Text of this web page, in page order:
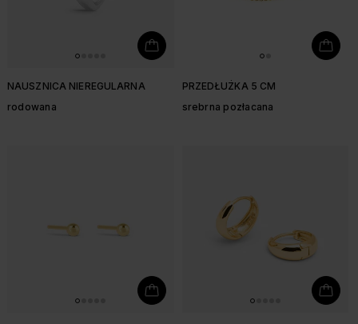
NAUSZNICA NIEREGULARNA
rodowana
PRZEDŁUŻKA 5 CM
srebrna pozłacana